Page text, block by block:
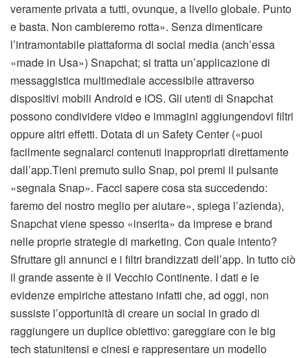
veramente privata a tutti, ovunque, a livello globale. Punto
e basta. Non cambieremo rotta». Senza dimenticare
l’intramontabile piattaforma di social media (anch’essa
«made in Usa») Snapchat; si tratta un’applicazione di
messaggistica multimediale accessibile attraverso
dispositivi mobili Android e iOS. Gli utenti di Snapchat
possono condividere video e immagini aggiungendovi filtri
oppure altri effetti. Dotata di un Safety Center («puoi
facilmente segnalarci contenuti inappropriati direttamente
dall’app.Tieni premuto sullo Snap, poi premi il pulsante
«segnala Snap». Facci sapere cosa sta succedendo:
faremo del nostro meglio per aiutare», spiega l’azienda),
Snapchat viene spesso «inserita» da imprese e brand
nelle proprie strategie di marketing. Con quale intento?
Sfruttare gli annunci e i filtri brandizzati dell’app. In tutto ciò
il grande assente è il Vecchio Continente. I dati e le
evidenze empiriche attestano infatti che, ad oggi, non
sussiste l’opportunità di creare un social in grado di
raggiungere un duplice obiettivo: gareggiare con le big
tech statunitensi e cinesi e rappresentare un modello